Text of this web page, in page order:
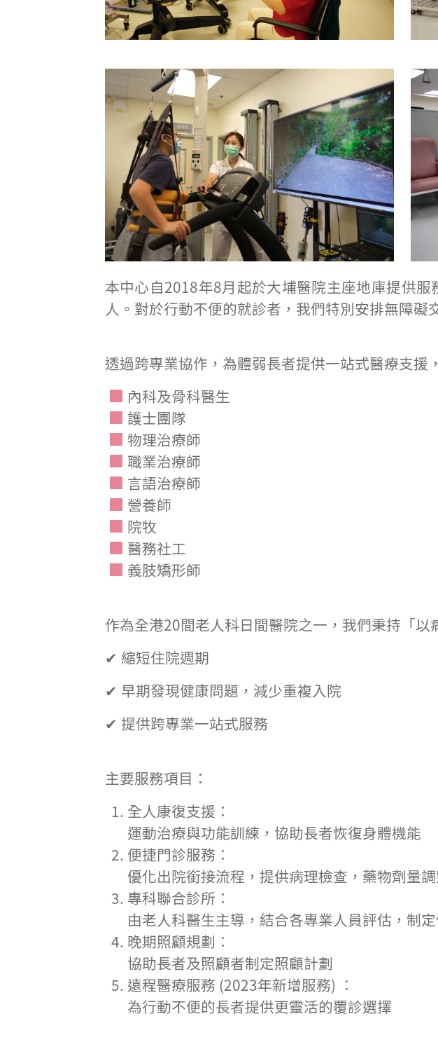
本中心自2018年8月起於大埔醫院主座地庫提供
人。對於行動不便的就診者，我們特別安排無障
透過跨專業協作，為體弱長者提供一站式醫療支援
內科及骨科醫生
護士團隊
物理治療師
職業治療師
言語治療師
營養師
院牧
醫務社工
義肢矯形師
作為全港20間老人科日間醫院之一，我們秉持「
✔ 縮短住院週期
✔ 早期發現健康問題，減少重複入院
✔ 提供跨專業一站式服務
主要服務項目：
全人康復支援：
運動治療與功能訓練，協助長者恢復身體機能
便捷門診服務：
優化出院銜接流程，提供病理檢查，藥物劑量
專科聯合診所：
由老人科醫生主導，結合各專業人員評估，制
晚期照顧規劃：
協助長者及照顧者制定照顧計劃
遠程醫療服務 (2023年新增服務) ：
為行動不便的長者提供更靈活的覆診選擇